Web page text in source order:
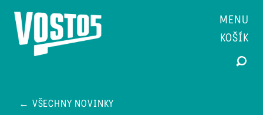
MENU
KOŠÍK
← VŠECHNY NOVINKY